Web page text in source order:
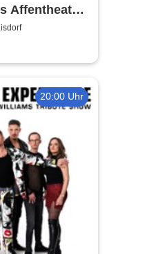
Affentheater
20:00 Uhr